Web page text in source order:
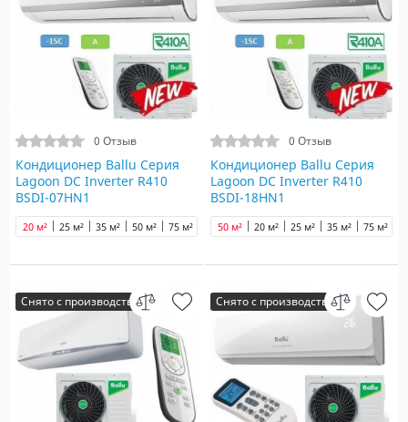
0 Отзыв
Кондиционер Ballu Серия
Lagoon DC Inverter R410
BSDI-07HN1
20 м² 25 м² 35 м² 50 м² 75 м²
0 Отзыв
Кондиционер Ballu Серия
Lagoon DC Inverter R410
BSDI-18HN1
20 м² 25 м² 35 м²
50 м² 75 м²
Снято с производства Снято с производства